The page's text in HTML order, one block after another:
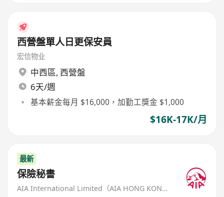
西營盤單人日更保安員
宏信物业
中西區, 西營盤
6天/週
基本薪金每月 $16,000，加勤工獎金 $1,000
$16K-17K/月
最新
保險秘書
AIA International Limited（AIA HONG KONG）